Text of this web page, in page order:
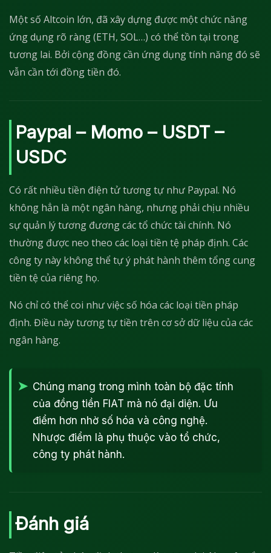
Một số Altcoin lớn, đã xây dựng được một chức năng
ứng dụng rõ ràng (ETH, SOL…) có thể tồn tại trong
tương lai. Bởi cộng đồng cần ứng dụng tính năng đó sẽ
vẫn cần tới đồng tiền đó.
Paypal – Momo – USDT –
USDC
Có rất nhiều tiền điện tử tương tự như Paypal. Nó
không hẳn là một ngân hàng, nhưng phải chịu nhiều
sự quản lý tương đương các tổ chức tài chính. Nó
thường được neo theo các loại tiền tệ pháp định. Các
công ty này không thể tự ý phát hành thêm tổng cung
tiền tệ của riêng họ.
Nó chỉ có thể coi như việc số hóa các loại tiền pháp
định. Điều này tương tự tiền trên cơ sở dữ liệu của các
ngân hàng.
Chúng mang trong mình toàn bộ đặc tính
của đồng tiền FIAT mà nó đại diện. Ưu
điểm hơn nhờ số hóa và công nghệ.
Nhược điểm là phụ thuộc vào tổ chức,
công ty phát hành.
Đánh giá